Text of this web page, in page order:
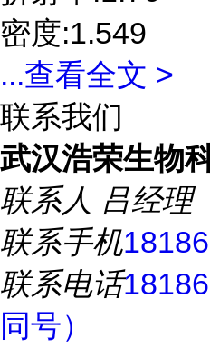
密度:1.549
...查看全文 >
联系我们
武汉浩荣生物
联系人 吕经理
联系手机
联系电话
同号）